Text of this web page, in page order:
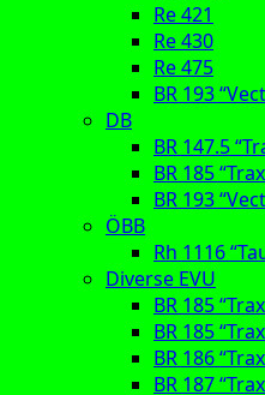
Re 421
Re 430
Re 475
BR 193
DB
BR 147.5
BR 185
BR 193
ÖBB
Rh 1116
Diverse EVU
BR 185
BR 185
BR 186
BR 187